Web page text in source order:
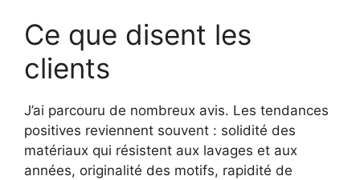
Ce que disent les
clients
J’ai parcouru de nombreux avis. Les tendances
positives reviennent souvent : solidité des
matériaux qui résistent aux lavages et aux
années, originalité des motifs, rapidité de